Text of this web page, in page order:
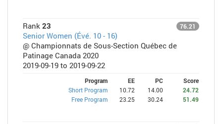
Rank 23 76.21
Senior Women (Évé. 10 - 16)
@ Championnats de Sous-Section Québec de
Patinage Canada 2020
2019-09-19 to 2019-09-22
Program EE PC
Score
Short Program
10.72 14.00
24.72
Free Program
23.25 30.24 51.49